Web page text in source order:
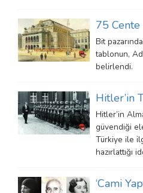
75
Bit
tablonun,
belirlendi.
Hitler’in
Hitler’in
güvendiği
Türkiye ile
hazırlattığı
‘Cami